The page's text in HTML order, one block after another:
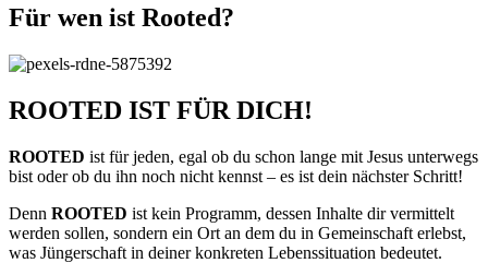
Für wen ist Rooted?
ROOTED IST FÜR DICH!
ROOTED ist für jeden, egal ob du schon lange mit Jesus unterwegs
bist oder ob du ihn noch nicht kennst – es ist dein nächster Schritt!
Denn ROOTED ist kein Programm, dessen Inhalte dir vermittelt
werden sollen, sondern ein Ort an dem du in Gemeinschaft erlebst,
was Jüngerschaft in deiner konkreten Lebenssituation bedeutet.